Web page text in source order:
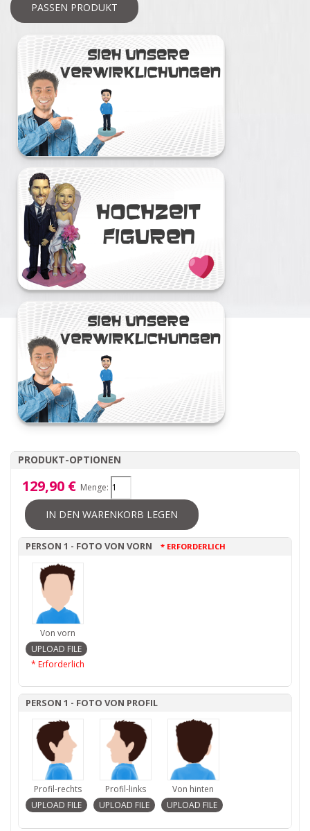
PASSEN PRODUKT
PRODUKT-OPTIONEN
129,90 € Menge:
IN DEN WARENKORB LEGEN
PERSON 1 - FOTO VON VORN * ERFORDERLICH
Von vorn
* Erforderlich
PERSON 1 - FOTO VON PROFIL
Profil-rechts Profil-links Von hinten